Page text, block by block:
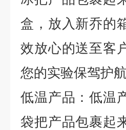
盒，放入新乔的
效放心的送至客
您的实验保驾护航
低温产品：低温
袋把产品包裹起